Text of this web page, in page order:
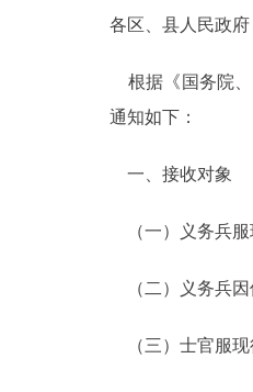
便民
中介
政民互动
各区、县人民政
根据《国务院、
通知如下：
一、接收对象
（一）义务兵服
（二）义务兵因
（三）士官服现